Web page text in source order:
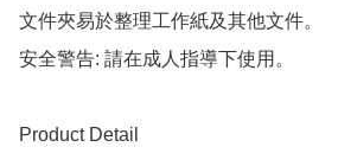
文件夾易於整理工作紙及其他文件。
安全警告: 請在成人指導下使用。
Product Detail